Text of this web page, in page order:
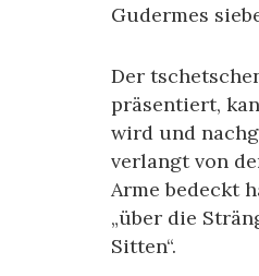
Gudermes
Der
präsentiert,
wird und
verlangt von
Arme bedeckt
„über die
Sitten“.